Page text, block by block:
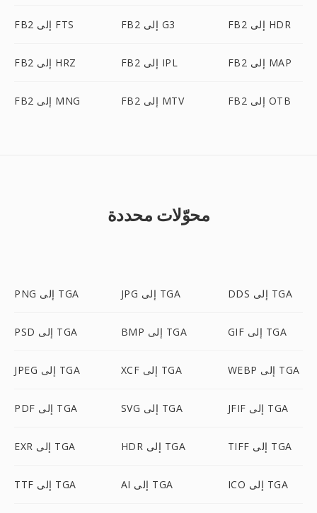
FB2 إلى FTS FB2 إلى G3 FB2 إلى HDR
FB2 إلى HRZ FB2 إلى IPL FB2 إلى MAP
FB2 إلى MNG FB2 إلى MTV FB2 إلى OTB
محوّلات محددة
PNG إلى TGA JPG إلى TGA DDS إلى TGA
PSD إلى TGA BMP إلى TGA GIF إلى TGA
JPEG إلى TGA XCF إلى TGA WEBP إلى TGA
PDF إلى TGA SVG إلى TGA JFIF إلى TGA
EXR إلى TGA HDR إلى TGA TIFF إلى TGA
TTF إلى TGA AI إلى TGA ICO إلى TGA